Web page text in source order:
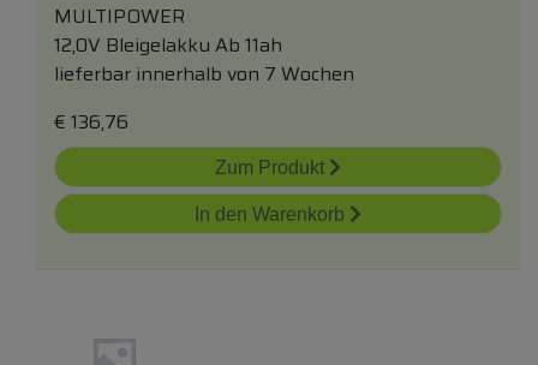
MULTIPOWER
12,0V Bleigelakku Ab 11ah
lieferbar innerhalb von 7 Wochen
€ 136,76
Zum Produkt
In den Warenkorb